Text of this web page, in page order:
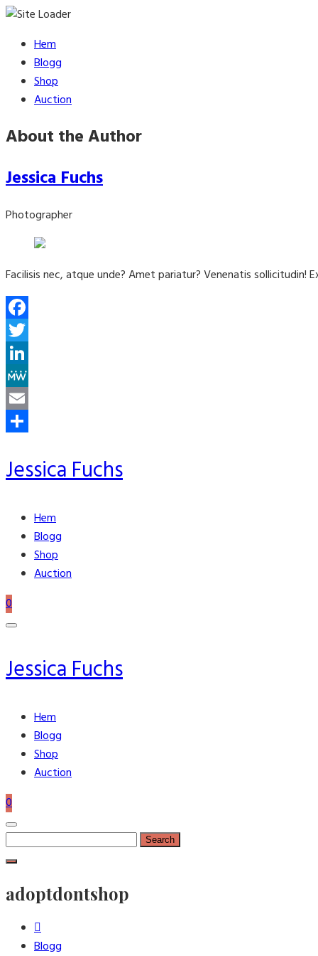
Skip
content
Hem
Blogg
Shop
Auction
About the Author
Jessica Fuchs
Photographer
Facilisis nec, atque unde? Amet pariatur? Venenatis sollicitudin!
Facebook
Twitter
LinkedIn
MeWe
Email
Jessica Fuchs
Hem
Blogg
Shop
Auction
0
Jessica Fuchs
Hem
Blogg
Shop
Auction
0
Search
for:
adoptdontshop
Blogg